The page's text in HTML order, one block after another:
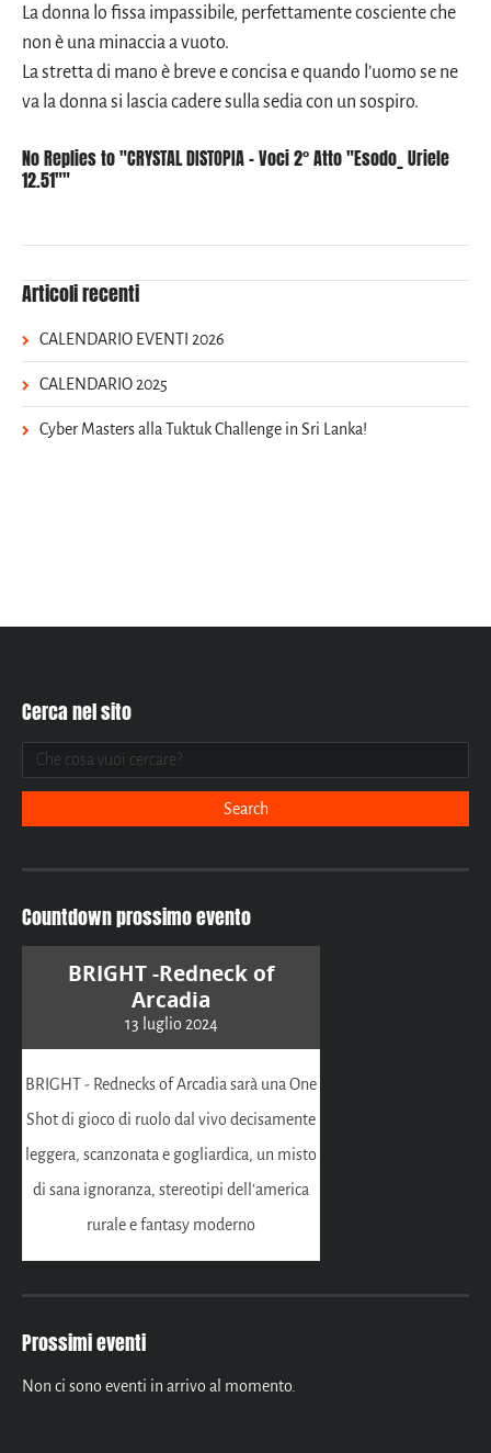
La donna lo fissa impassibile, perfettamente cosciente che
non è una minaccia a vuoto.
La stretta di mano è breve e concisa e quando l’uomo se ne
va la donna si lascia cadere sulla sedia con un sospiro.
No Replies to "CRYSTAL DISTOPIA - Voci 2° Atto "Esodo_ Uriele
12.51""
Articoli recenti
CALENDARIO EVENTI 2026
CALENDARIO 2025
Cyber Masters alla Tuktuk Challenge in Sri Lanka!
Cerca nel sito
Countdown prossimo evento
BRIGHT -Redneck of
Arcadia
13 luglio 2024
BRIGHT - Rednecks of Arcadia sarà una One
Shot di gioco di ruolo dal vivo decisamente
leggera, scanzonata e gogliardica, un misto
di sana ignoranza, stereotipi dell'america
rurale e fantasy moderno
Prossimi eventi
Non ci sono eventi in arrivo al momento.